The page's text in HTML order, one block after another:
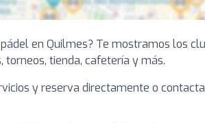
en Quilmes? Te mostramos los
torneos, tienda, cafetería y más.
y reserva directamente o